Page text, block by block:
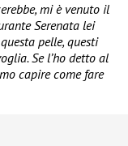
mi è venuto il
Serenata lei
pelle, questi
Se l’ho detto al
capire come fare